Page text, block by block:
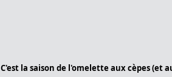
C'est la saison de l'omelette aux cèpes (et